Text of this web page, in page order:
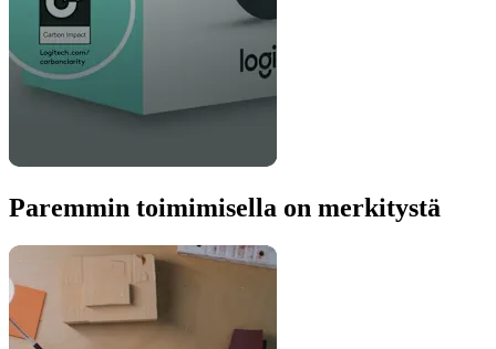
Paremmin toimimisella on merkitystä